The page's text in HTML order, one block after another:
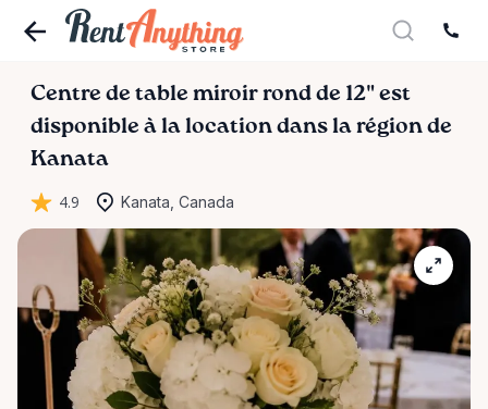
Centre de table miroir rond de 12" est
disponible à la location dans la région de
Kanata
4.9 Kanata, Canada